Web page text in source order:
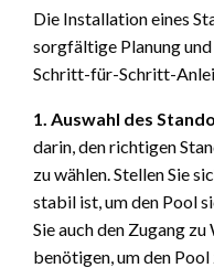
Die Installation eines
sorgfältige Planung
Schritt-für-Schritt-
1. Auswahl des
darin, den richtigen
zu wählen. Stellen Sie
stabil ist, um den Pool
Sie auch den Zugang zu
benötigen, um den